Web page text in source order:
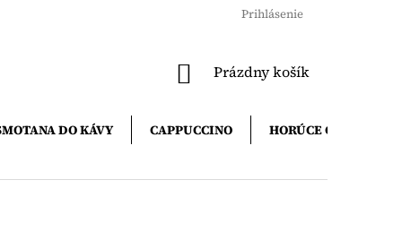
Prihlásenie
NÁKUPNÝ
Prázdny košík
DO KÁVY CAPPUCCINO
HORÚCE ČOKOLÁDY